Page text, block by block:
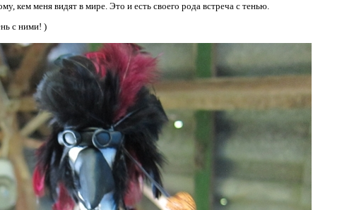
кем меня видят в мире. Это и есть своего рода встреча с тенью.
с ними! )